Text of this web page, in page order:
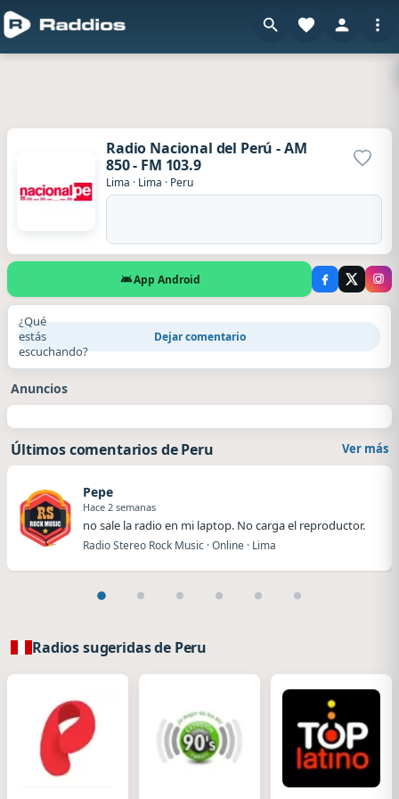
Radio Nacional del Perú - AM
850 - FM 103.9
Lima · Lima · Peru
App Android
¿Qué
estás
escuchando?
Dejar comentario
Anuncios
Últimos comentarios de Peru Ver más
Pepe
Hace 2 semanas
no sale la radio en mi laptop. No carga el reproductor.
Radio Stereo Rock Music · Online · Lima
Radios sugeridas de Peru